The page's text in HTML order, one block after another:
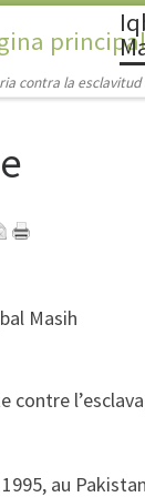
contra la
contre
au